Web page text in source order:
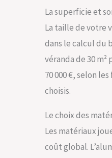
La superficie et
La taille de votre
dans le calcul du
véranda de 30
70 000 €, selon
choisis.
Le choix des
Les matériaux
coût global.